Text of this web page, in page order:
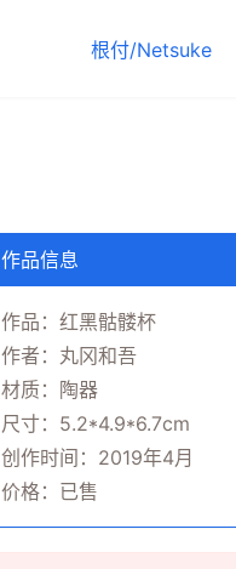
根付/Netsuke
作品信息
作品：红黑骷髅杯
作者：丸冈和吾
材质：陶器
尺寸：5.2*4.9*6.7cm
创作时间：2019年4月
价格：已售